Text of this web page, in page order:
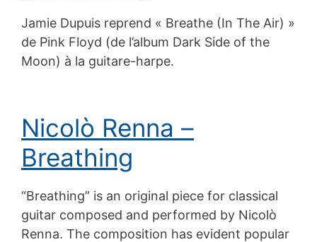
Jamie Dupuis reprend « Breathe (In The Air) »
de Pink Floyd (de l’album Dark Side of the
Moon) à la guitare-harpe.
Nicolò Renna –
Breathing
“Breathing” is an original piece for classical
guitar composed and performed by Nicolò
Renna. The composition has evident popular